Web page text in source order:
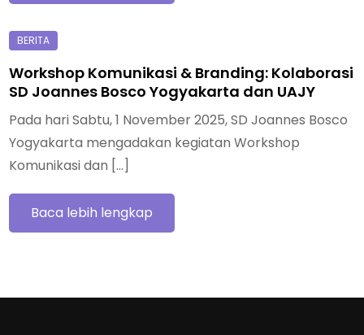
Workshop Komunikasi & Branding: Kolaborasi
SD Joannes Bosco Yogyakarta dan UAJY
Pada hari Sabtu, 1 November 2025, SD Joannes Bosco
Yogyakarta mengadakan kegiatan Workshop
Komunikasi dan […]
Baca lebih lengkap